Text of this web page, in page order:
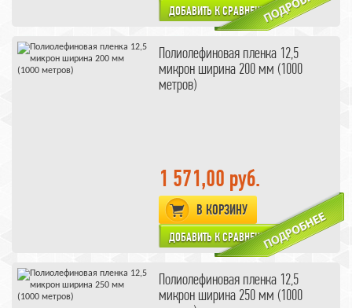
Полиолефиновая пленка 12,5
микрон ширина 200 мм (1000
метров)
1 571,00 руб.
В КОРЗИНУ
Полиолефиновая пленка 12,5
микрон ширина 250 мм (1000